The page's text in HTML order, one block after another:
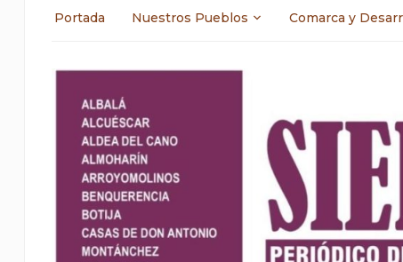
Portada Nuestros Pueblos Comarca y